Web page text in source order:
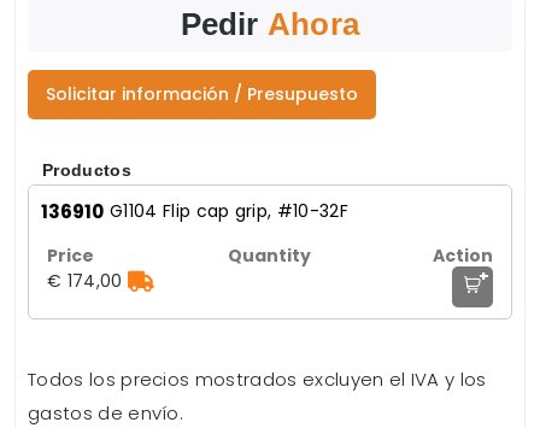
Pedir Ahora
Solicitar información / Presupuesto
Productos
136910 G1104 Flip cap grip, #10-32F
€ 174,00 +
Todos los precios mostrados excluyen el IVA y los
gastos de envío.